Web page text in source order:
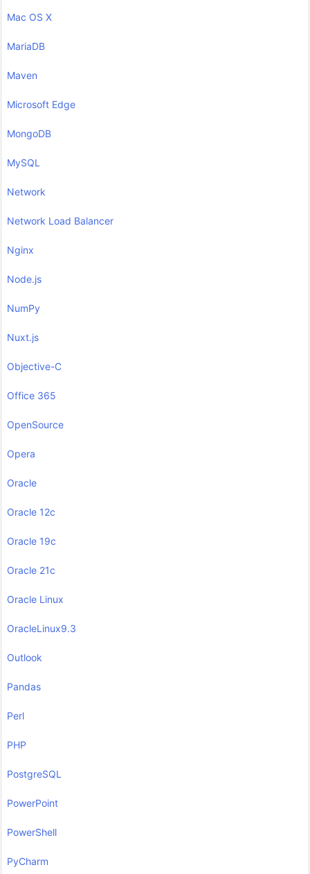
Mac OS X
MariaDB
Maven
Microsoft Edge
MongoDB
MySQL
Network
Network Load Balancer
Nginx
Node.js
NumPy
Nuxt.js
Objective-C
Office 365
OpenSource
Opera
Oracle
Oracle 12c
Oracle 19c
Oracle 21c
Oracle Linux
OracleLinux9.3
Outlook
Pandas
Perl
PHP
PostgreSQL
PowerPoint
PowerShell
PyCharm